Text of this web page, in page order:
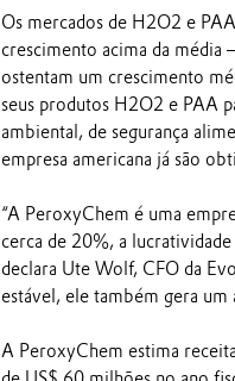
Os mercados de H2O2 e
crescimento acima da média
ostentam um crescimento
seus produtos H2O2 e PAA
ambiental, de segurança
empresa americana já são
“A PeroxyChem é uma
cerca de 20%, a
declara Ute Wolf, CFO da
estável, ele também gera
A PeroxyChem estima